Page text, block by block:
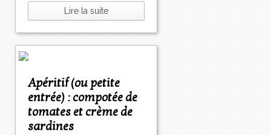
Lire la suite
Apéritif (ou petite
entrée) : compotée de
tomates et crème de
sardines